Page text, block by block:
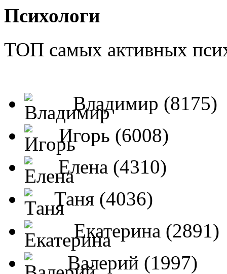
Психологи
ТОП самых активных
Владимир (8175)
Игорь (6008)
Елена (4310)
Таня (4036)
Екатерина (2891)
Валерий (1997)